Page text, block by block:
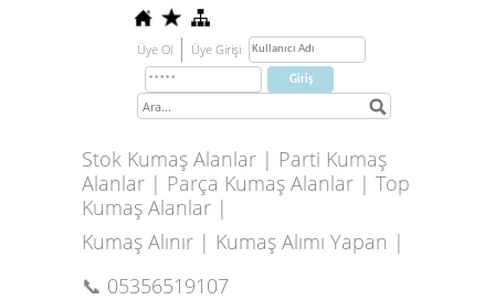
Üye Ol Üye Girişi
Stok Kumaş Alanlar | Parti Kumaş
Alanlar | Parça Kumaş Alanlar | Top
Kumaş Alanlar |
Kumaş Alınır | Kumaş Alımı Yapan |
📞 05356519107